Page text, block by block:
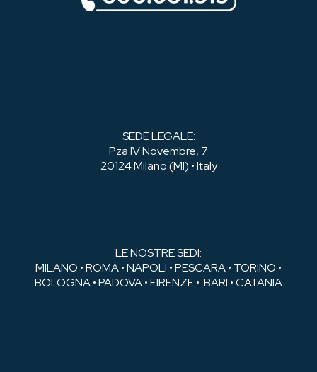
SEDE LEGALE:
P.za IV Novembre, 7
20124 Milano (MI) • Italy
LE NOSTRE SEDI:
MILANO • ROMA • NAPOLI • PESCARA • TORINO •
BOLOGNA • PADOVA • FIRENZE • BARI • CATANIA